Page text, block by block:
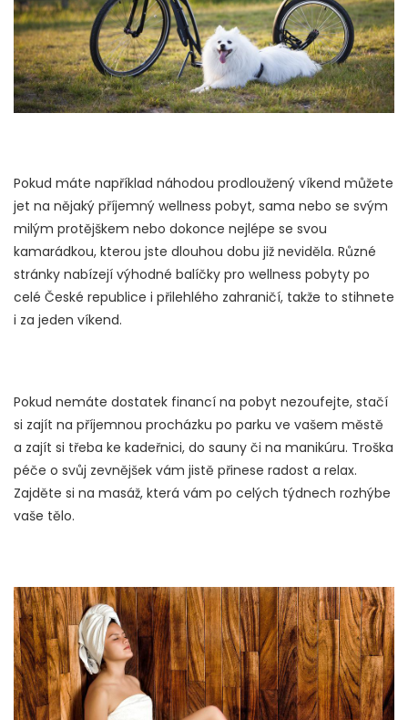
Pokud máte například náhodou prodloužený víkend můžete
jet na nějaký příjemný wellness pobyt, sama nebo se svým
milým protějškem nebo dokonce nejlépe se svou
kamarádkou, kterou jste dlouhou dobu již neviděla. Různé
stránky nabízejí výhodné balíčky pro wellness pobyty po
celé České republice i přilehlého zahraničí, takže to stihnete
i za jeden víkend.
Pokud nemáte dostatek financí na pobyt nezoufejte, stačí
si zajít na příjemnou procházku po parku ve vašem městě
a zajít si třeba ke kadeřnici, do sauny či na manikúru. Troška
péče o svůj zevnějšek vám jistě přinese radost a relax.
Zajděte si na masáž, která vám po celých týdnech rozhýbe
vaše tělo.